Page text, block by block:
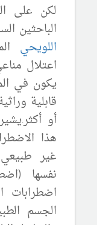
لكن على
الباحثين
اللويحي
اعتلال
يكون في
قابلية
أو
هذا
غير
نفسها
اضطرابات
الجسم